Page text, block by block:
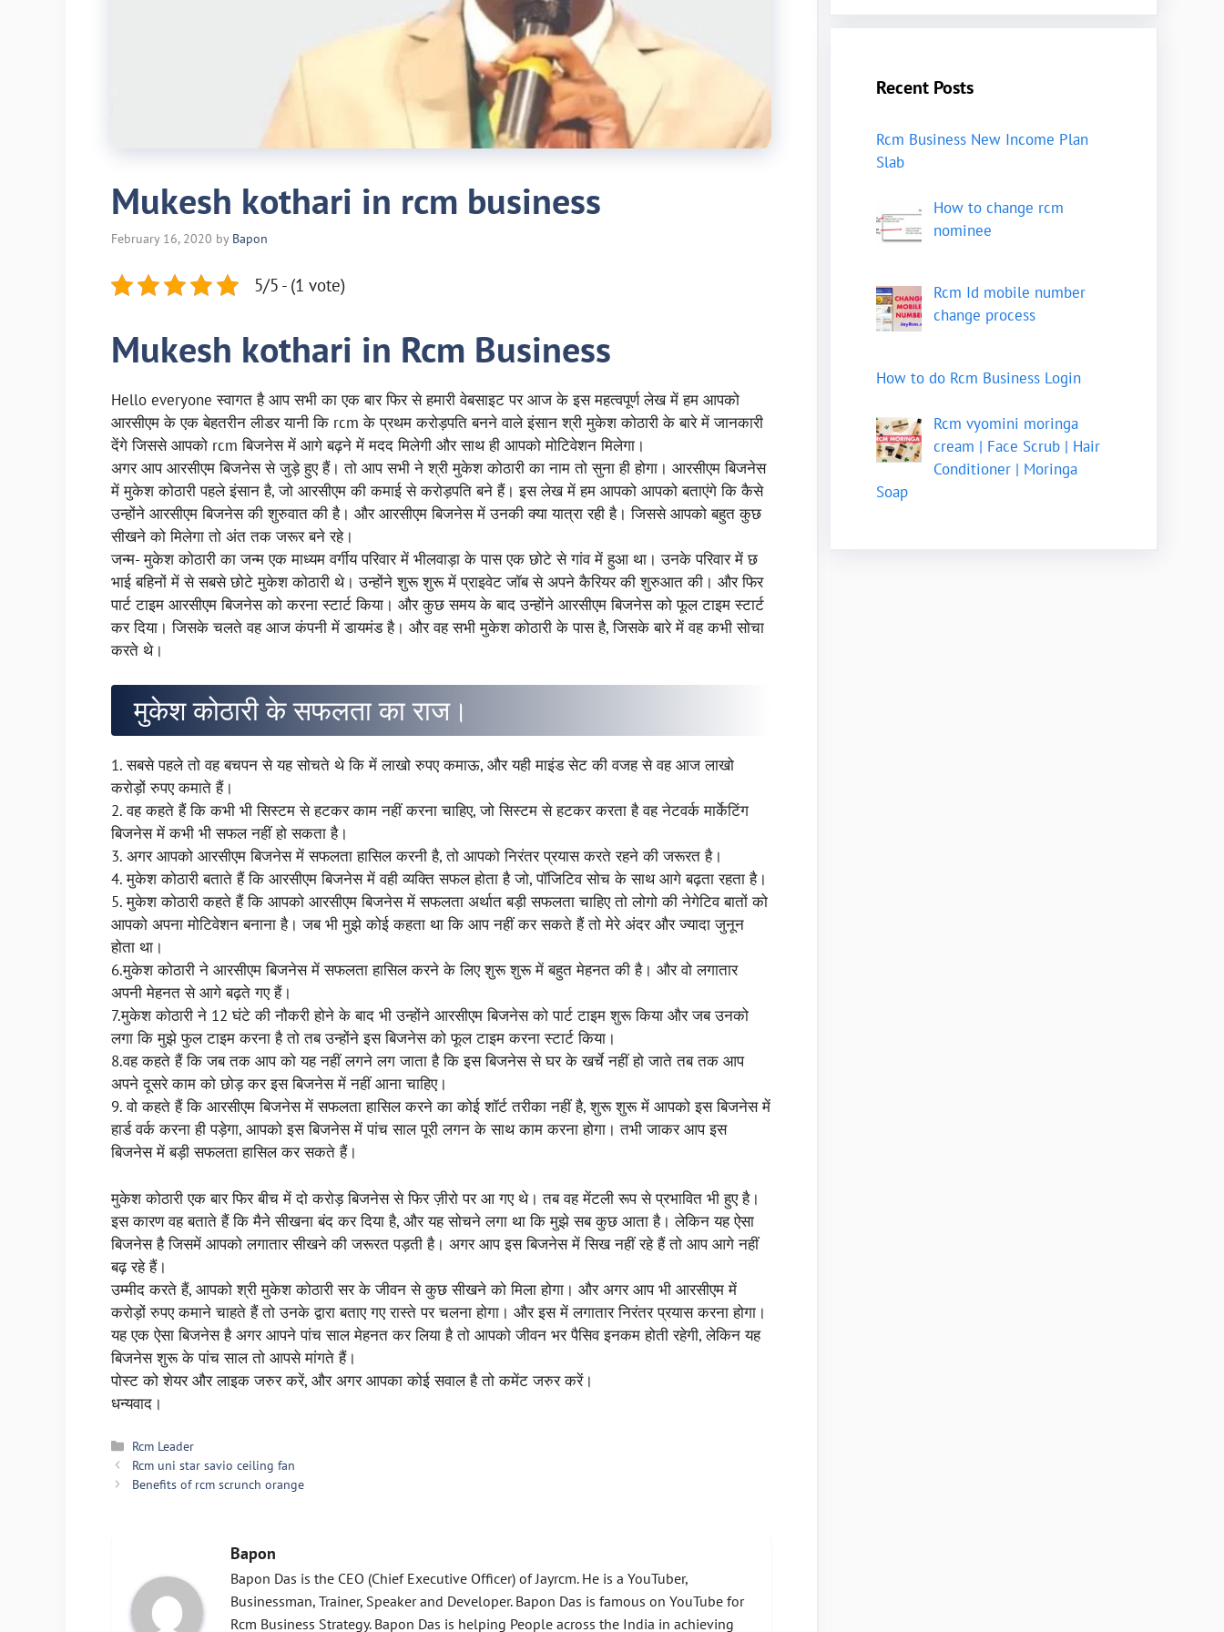
Mukesh kothari in rcm business
February 16, 2020 by Bapon
5/5 - (1 vote)
Mukesh kothari in Rcm Business
Hello everyone स्वागत है आप सभी का एक बार फिर से हमारी वेबसाइट पर आज के इस महत्वपूर्ण लेख में हम आपको
आरसीएम के एक बेहतरीन लीडर यानी कि rcm के प्रथम करोड़पति बनने वाले इंसान श्री मुकेश कोठारी के बारे में जानकारी
देंगे जिससे आपको rcm बिजनेस में आगे बढ़ने में मदद मिलेगी और साथ ही आपको मोटिवेशन मिलेगा।
अगर आप आरसीएम बिजनेस से जुड़े हुए हैं। तो आप सभी ने श्री मुकेश कोठारी का नाम तो सुना ही होगा। आरसीएम बिजनेस
में मुकेश कोठारी पहले इंसान है, जो आरसीएम की कमाई से करोड़पति बने हैं। इस लेख में हम आपको आपको बताएंगे कि कैसे
उन्होंने आरसीएम बिजनेस की शुरुवात की है। और आरसीएम बिजनेस में उनकी क्या यात्रा रही है। जिससे आपको बहुत कुछ
सीखने को मिलेगा तो अंत तक जरूर बने रहे।
जन्म- मुकेश कोठारी का जन्म एक माध्यम वर्गीय परिवार में भीलवाड़ा के पास एक छोटे से गांव में हुआ था। उनके परिवार में छ
भाई बहिनों में से सबसे छोटे मुकेश कोठारी थे। उन्होंने शुरू शुरू में प्राइवेट जॉब से अपने कैरियर की शुरुआत की। और फिर
पार्ट टाइम आरसीएम बिजनेस को करना स्टार्ट किया। और कुछ समय के बाद उन्होंने आरसीएम बिजनेस को फूल टाइम स्टार्ट
कर दिया। जिसके चलते वह आज कंपनी में डायमंड है। और वह सभी मुकेश कोठारी के पास है, जिसके बारे में वह कभी सोचा
करते थे।
मुकेश कोठारी के सफलता का राज।
1. सबसे पहले तो वह बचपन से यह सोचते थे कि में लाखो रुपए कमाऊ, और यही माइंड सेट की वजह से वह आज लाखो
करोड़ों रुपए कमाते हैं।
2. वह कहते हैं कि कभी भी सिस्टम से हटकर काम नहीं करना चाहिए, जो सिस्टम से हटकर करता है वह नेटवर्क मार्केटिंग
बिजनेस में कभी भी सफल नहीं हो सकता है।
3. अगर आपको आरसीएम बिजनेस में सफलता हासिल करनी है, तो आपको निरंतर प्रयास करते रहने की जरूरत है।
4. मुकेश कोठारी बताते हैं कि आरसीएम बिजनेस में वही व्यक्ति सफल होता है जो, पॉजिटिव सोच के साथ आगे बढ़ता रहता है।
5. मुकेश कोठारी कहते हैं कि आपको आरसीएम बिजनेस में सफलता अर्थात बड़ी सफलता चाहिए तो लोगो की नेगेटिव बातों को
आपको अपना मोटिवेशन बनाना है। जब भी मुझे कोई कहता था कि आप नहीं कर सकते हैं तो मेरे अंदर और ज्यादा जुनून
होता था।
6.मुकेश कोठारी ने आरसीएम बिजनेस में सफलता हासिल करने के लिए शुरू शुरू में बहुत मेहनत की है। और वो लगातार
अपनी मेहनत से आगे बढ़ते गए हैं।
7.मुकेश कोठारी ने 12 घंटे की नौकरी होने के बाद भी उन्होंने आरसीएम बिजनेस को पार्ट टाइम शुरू किया और जब उनको
लगा कि मुझे फुल टाइम करना है तो तब उन्होंने इस बिजनेस को फूल टाइम करना स्टार्ट किया।
8.वह कहते हैं कि जब तक आप को यह नहीं लगने लग जाता है कि इस बिजनेस से घर के खर्चे नहीं हो जाते तब तक आप
अपने दूसरे काम को छोड़ कर इस बिजनेस में नहीं आना चाहिए।
9. वो कहते हैं कि आरसीएम बिजनेस में सफलता हासिल करने का कोई शॉर्ट तरीका नहीं है, शुरू शुरू में आपको इस बिजनेस में
हार्ड वर्क करना ही पड़ेगा, आपको इस बिजनेस में पांच साल पूरी लगन के साथ काम करना होगा। तभी जाकर आप इस
बिजनेस में बड़ी सफलता हासिल कर सकते हैं।
मुकेश कोठारी एक बार फिर बीच में दो करोड़ बिजनेस से फिर ज़ीरो पर आ गए थे। तब वह मेंटली रूप से प्रभावित भी हुए है।
इस कारण वह बताते हैं कि मैने सीखना बंद कर दिया है, और यह सोचने लगा था कि मुझे सब कुछ आता है। लेकिन यह ऐसा
बिजनेस है जिसमें आपको लगातार सीखने की जरूरत पड़ती है। अगर आप इस बिजनेस में सिख नहीं रहे हैं तो आप आगे नहीं
बढ़ रहे हैं।
उम्मीद करते हैं, आपको श्री मुकेश कोठारी सर के जीवन से कुछ सीखने को मिला होगा। और अगर आप भी आरसीएम में
करोड़ों रुपए कमाने चाहते हैं तो उनके द्वारा बताए गए रास्ते पर चलना होगा। और इस में लगातार निरंतर प्रयास करना होगा।
यह एक ऐसा बिजनेस है अगर आपने पांच साल मेहनत कर लिया है तो आपको जीवन भर पैसिव इनकम होती रहेगी, लेकिन यह
बिजनेस शुरू के पांच साल तो आपसे मांगते हैं।
पोस्ट को शेयर और लाइक जरुर करें, और अगर आपका कोई सवाल है तो कमेंट जरुर करें।
धन्यवाद।
Categories
Rcm Leader
Rcm uni star savio ceiling fan
Benefits of rcm scrunch orange
Bapon
Bapon Das is the CEO (Chief Executive Officer) of Jayrcm. He is a YouTuber,
Businessman, Trainer, Speaker and Developer. Bapon Das is famous on YouTube for
Rcm Business Strategy. Bapon Das is helping People across the India in achieving
Recent Posts
Rcm Business New Income Plan
Slab
How to change rcm
nominee
Rcm Id mobile number
change process
How to do Rcm Business Login
Rcm vyomini moringa
cream | Face Scrub | Hair
Conditioner | Moringa
Soap